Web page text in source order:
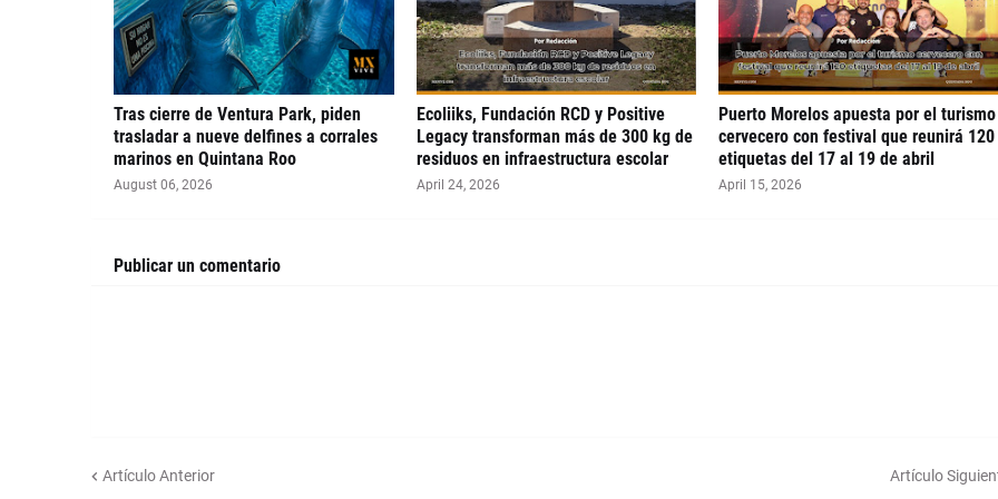
Tras cierre de Ventura Park, piden
trasladar a nueve delfines a corrales
marinos en Quintana Roo
August 06, 2026
Ecoliiks, Fundación RCD y Positive
Legacy transforman más de 300 kg de
residuos en infraestructura escolar
April 24, 2026
Puerto Morelos apuesta por el turismo
cervecero con festival que reunirá 120
etiquetas del 17 al 19 de abril
April 15, 2026
Publicar un comentario
Artículo Anterior Artículo